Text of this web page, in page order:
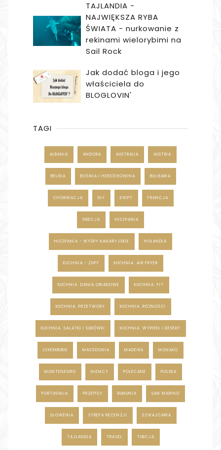
TAJLANDIA -
NAJWIĘKSZA RYBA
ŚWIATA - nurkowanie z
rekinami wielorybimi na
Sail Rock
Jak dodać bloga i jego
właściciela do
BLOGLOVIN'
TAGI
ALBANIA ANDORA AUSTRALIA AUSTRIA
BELGIA BOŚNIA I HERCEGOWINA BUŁGARIA
CHORWACJA DIY EGIPT FRANCJA
GRECJA HISZPANIA
HISZPANIA - WYSPY KANARYJSKIE HOLANDIA
KUCHNIA - ZUPY KUCHNIA. AIR FRYER
KUCHNIA. DANIA OBIADOWE KUCHNIA. FIT
KUCHNIA. PRZETWORY KUCHNIA. RÓŻNOŚCI
KUCHNIA. SAŁATKI I SURÓWKI KUCHNIA. WYPIEKI I DESERY
LUXEMBURG MACEDONIA MADEIRA MONAKO
MONTENEGRO NIEMCY POLECANE POLSKA
PORTUGALIA PRZEPISY RUMUNIA SAN MARINO
SŁOWENIA STREFA RECENZJI SZWAJCARIA
TAJLANDIA TRAVEL TURCJA